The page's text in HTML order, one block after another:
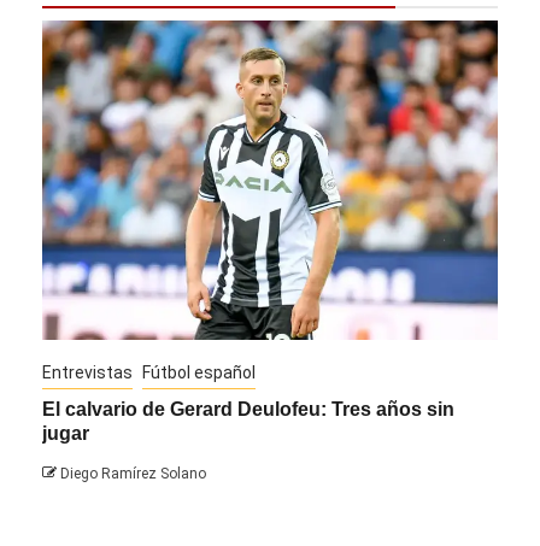
Entrevistas Fútbol español
El calvario de Gerard Deulofeu: Tres años sin
jugar
Diego Ramírez Solano